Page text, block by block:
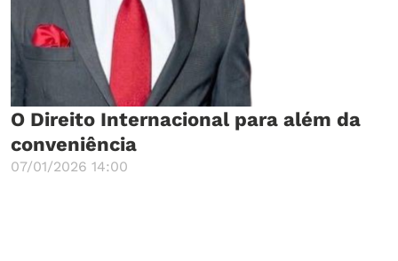
O Direito Internacional para além da
conveniência
07/01/2026 14:00